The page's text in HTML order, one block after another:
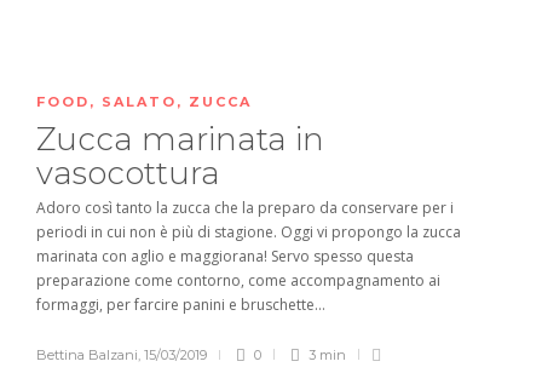
FOOD , SALATO , ZUCCA
Zucca marinata in
vasocottura
Adoro così tanto la zucca che la preparo da conservare per i
periodi in cui non è più di stagione. Oggi vi propongo la zucca
marinata con aglio e maggiorana! Servo spesso questa
preparazione come contorno, come accompagnamento ai
formaggi, per farcire panini e bruschette...
Bettina Balzani, 15/03/2019 0 3 min